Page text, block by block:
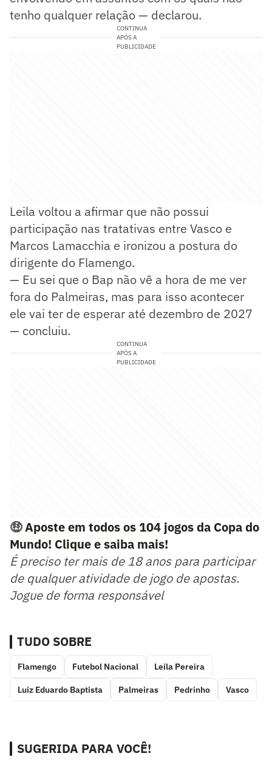
tenho qualquer relação — declarou.
CONTINUA
APÓS A
PUBLICIDADE
Leila voltou a afirmar que não possui
participação nas tratativas entre Vasco e
Marcos Lamacchia e ironizou a postura do
dirigente do Flamengo.
— Eu sei que o Bap não vê a hora de me ver
fora do Palmeiras, mas para isso acontecer
ele vai ter de esperar até dezembro de 2027
— concluiu.
CONTINUA
APÓS A
PUBLICIDADE
🤑Aposte em todos os 104 jogos da Copa do
Mundo! Clique e saiba mais!
É preciso ter mais de 18 anos para participar
de qualquer atividade de jogo de apostas.
Jogue de forma responsável
TUDO SOBRE
Flamengo Futebol Nacional Leila Pereira
Luiz Eduardo Baptista Palmeiras Pedrinho Vasco
SUGERIDA PARA VOCÊ!